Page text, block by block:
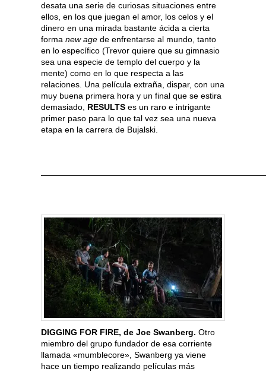
desata una serie de curiosas situaciones entre
ellos, en los que juegan el amor, los celos y el
dinero en una mirada bastante ácida a cierta
forma new age de enfrentarse al mundo, tanto
en lo específico (Trevor quiere que su gimnasio
sea una especie de templo del cuerpo y la
mente) como en lo que respecta a las
relaciones. Una película extraña, dispar, con una
muy buena primera hora y un final que se estira
demasiado, RESULTS es un raro e intrigante
primer paso para lo que tal vez sea una nueva
etapa en la carrera de Bujalski.
DIGGING FOR FIRE, de Joe Swanberg. Otro
miembro del grupo fundador de esa corriente
llamada «mumblecore», Swanberg ya viene
hace un tiempo realizando películas más